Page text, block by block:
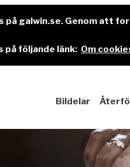
på galwin.se. Genom att
på följande länk: Om
Bildelar